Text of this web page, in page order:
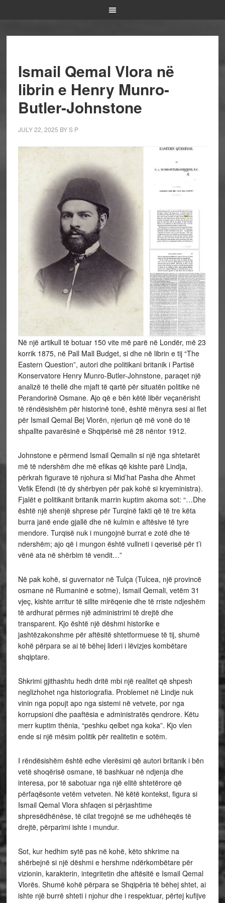
Ismail Qemal Vlora në
librin e Henry Munro-
Butler-Johnstone
JULY 22, 2025 BYS P
Në një artikull të botuar 150 vite më parë në Londër, më 23
korrik 1875, në Pall Mall Budget, si dhe në librin e tij “The
Eastern Question”, autori dhe politikani britanik i Partisë
Konservatore Henry Munro-Butler-Johnstone, paraqet një
analizë të thellë dhe mjaft të qartë për situatën politike në
Perandorinë Osmane. Ajo që e bën këtë libër veçanërisht
të rëndësishëm për historinë tonë, është mënyra sesi ai flet
për Ismail Qemal Bej Vlorën, njeriun që më vonë do të
shpallte pavarësinë e Shqipërisë më 28 nëntor 1912.
Johnstone e përmend Ismail Qemalin si një nga shtetarët
më të ndershëm dhe më efikas që kishte parë Lindja,
përkrah figurave të njohura si Mid’hat Pasha dhe Ahmet
Vefik Efendi (të dy shërbyen për pak kohë si kryeministra).
Fjalët e politikanit britanik marrin kuptim akoma sot: “…Dhe
është një shenjë shprese për Turqinë fakti që të tre këta
burra janë ende gjallë dhe në kulmin e aftësive të tyre
mendore. Turqisë nuk i mungojnë burrat e zotë dhe të
ndershëm; ajo që i mungon është vullneti i qeverisë për t’i
vënë ata në shërbim të vendit…”
Në pak kohë, si guvernator në Tulça (Tulcea, një provincë
osmane në Rumaninë e sotme), Ismail Qemali, vetëm 31
vjeç, kishte arritur të sillte mirëqenie dhe të rriste ndjeshëm
të ardhurat përmes një administrimi të drejtë dhe
transparent. Kjo është një dëshmi historike e
jashtëzakonshme për aftësitë shtetformuese të tij, shumë
kohë përpara se ai të bëhej lideri i lëvizjes kombëtare
shqiptare.
Shkrimi gjithashtu hedh dritë mbi një realitet që shpesh
neglizhohet nga historiografia. Problemet në Lindje nuk
vinin nga popujt apo nga sistemi në vetvete, por nga
korrupsioni dhe paaftësia e administratës qendrore. Këtu
merr kuptim thënia, “peshku qelbet nga koka”. Kjo vlen
ende si një mësim politik për realitetin e sotëm.
I rëndësishëm është edhe vlerësimi që autori britanik i bën
vetë shoqërisë osmane, të bashkuar në ndjenja dhe
interesa, por të sabotuar nga një elitë shtetërore që
përfaqësonte vetëm vetveten. Në këtë kontekst, figura si
Ismail Qemal Vlora shfaqen si përjashtime
shpresëdhënëse, të cilat tregojnë se me udhëheqës të
drejtë, përparimi ishte i mundur.
Sot, kur hedhim sytë pas në kohë, këto shkrime na
shërbejnë si një dëshmi e hershme ndërkombëtare për
vizionin, karakterin, integritetin dhe aftësitë e Ismail Qemal
Vlorës. Shumë kohë përpara se Shqipëria të bëhej shtet, ai
ishte një burrë shteti i njohur dhe i respektuar, përtej kufijve